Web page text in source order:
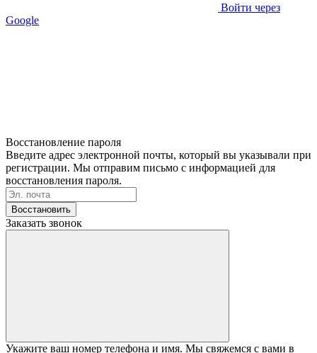
Войти через
Google
Восстановление пароля
Введите адрес электронной почты, который вы указывали при
регистрации. Мы отправим письмо с информацией для
восстановления пароля.
Восстановить
Заказать звонок
Укажите ваш номер телефона и имя. Мы свяжемся с вами в